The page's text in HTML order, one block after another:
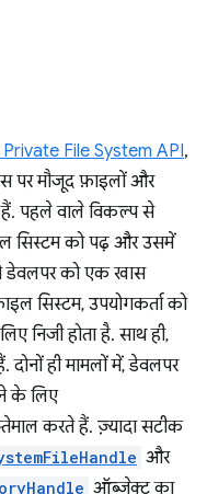
File System API,
पर मौजूद फ़ाइलों और
हैं. पहले वाले विकल्प से
सिस्टम को पढ़ और उसमें
डेवलपर को एक खास
सिस्टम, उपयोगकर्ता को
निजी होता है. साथ ही,
ही मामलों में, डेवलपर
के लिए
करते हैं. ज़्यादा सटीक
और
ऑब्जेक्ट का